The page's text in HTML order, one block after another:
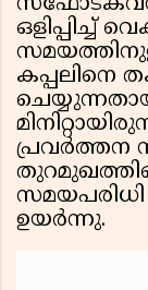
ഒളിപ്പിച്ച്
കപ്പലിനെ
പ്രവർത്തന
സമയപരിധി
ഉയർന്നു.